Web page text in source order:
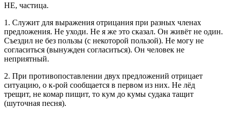
НЕ, частица.
1. Служит для выражения отрицания при разных членах
предложения. Не уходи. Не я же это сказал. Он живёт не один.
Съездил не без пользы (с некоторой пользой). Не могу не
согласиться (вынужден согласиться). Он человек не
неприятный.
2. При противопоставлении двух предложений отрицает
ситуацию, о к-рой сообщается в первом из них. Не лёд
трещит, не комар пищит, то кум до кумы судака тащит
(шуточная песня).